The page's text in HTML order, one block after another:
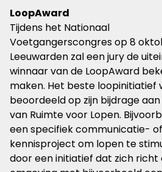
LoopAward
Tijdens het Nationaal
Voetgangerscongres op 8
Leeuwarden zal een jury de
winnaar van de LoopAward
maken. Het beste loopinitiatief
beoordeeld op zijn bijdrage
van Ruimte voor Lopen.
een specifiek communicatie- of
kennisproject om lopen te
door een initiatief dat zich richt